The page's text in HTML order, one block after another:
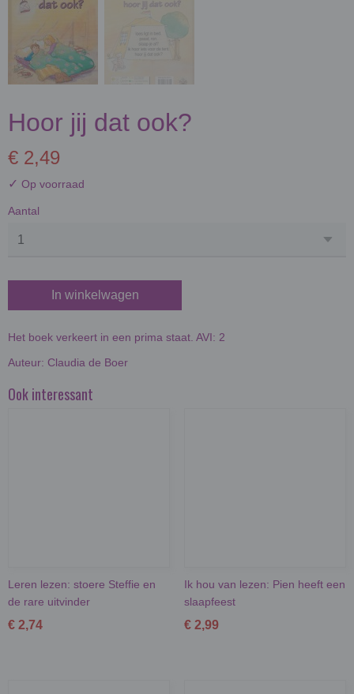
Hoor jij dat ook?
€ 2,49
✓ Op voorraad
Aantal
In winkelwagen
Het boek verkeert in een prima staat. AVI: 2
Auteur: Claudia de Boer
Ook interessant
Leren lezen: stoere Steffie en
de rare uitvinder
€ 2,74
Ik hou van lezen: Pien heeft een
slaapfeest
€ 2,99